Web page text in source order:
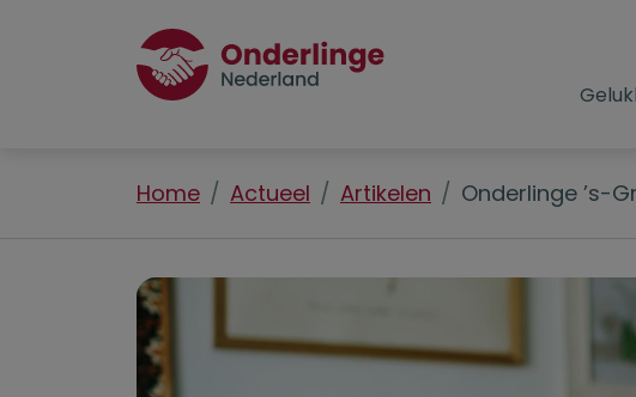
Home Actueel Artikelen Onderlinge ’s-